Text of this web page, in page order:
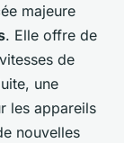
majeure
. Elle offre de
de
une
les appareils
nouvelles